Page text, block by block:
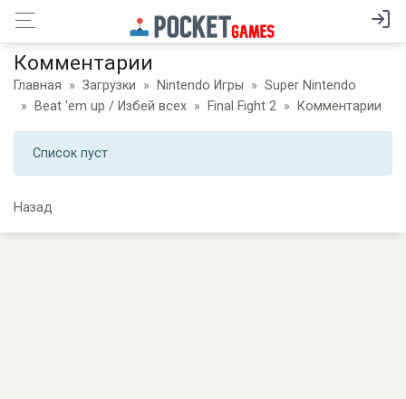
Комментарии
Главная Загрузки Nintendo Игры
Super Nintendo
Beat 'em up / Избей всех
Final Fight 2 Комментарии
Список пуст
Назад